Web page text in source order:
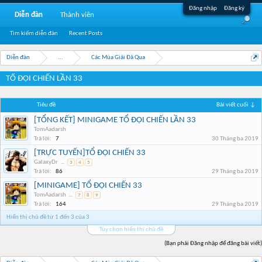
Đăng nhập Đăng ký
Diễn đàn ... Các Mùa Giải Đã Qua
TỔ ĐỘI CHIẾN LẦN 33
Tiêu đề Bài viết cuối ↓
[TỔNG KẾT] MINIGAME TỔ ĐỘI CHIẾN LẦN 33
TomAadarsh
Trả lời:
7 30 Tháng ba 2019
[TRỰC TUYẾN]TỔ ĐỘI CHIẾN 33
GalaxyDr ... 3 4 5
Trả lời: 86 29 Tháng ba 2019
[MINIGAME] TỔ ĐỘI CHIẾN 33
TomAadarsh ... 7 8 9
Trả lời: 164
29 Tháng ba 2019
Hiển thị chủ đề từ 1 đến 3 của 3
Tùy chọn hiển thị chủ đề
(Bạn phải Đăng nhập để đăng bài viết)
Diễn đàn
Tìm kiếm diễn đàn Recent Posts
Thành viên